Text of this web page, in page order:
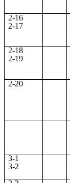
2-16
2-17
2-18
2-19
2-20
3-1
3-2